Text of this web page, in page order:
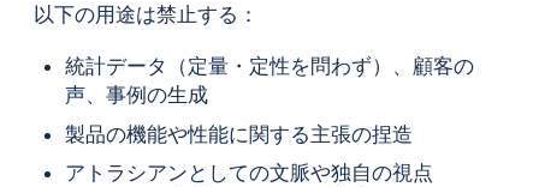
以下の用途は禁止する：
統計データ（定量・定性を問わず）、顧客の
声、事例の生成
製品の機能や性能に関する主張の捏造
アトラシアンとしての文脈や独自の視点